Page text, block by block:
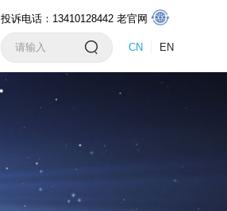
投诉电话：13410128442 老官网
CN EN